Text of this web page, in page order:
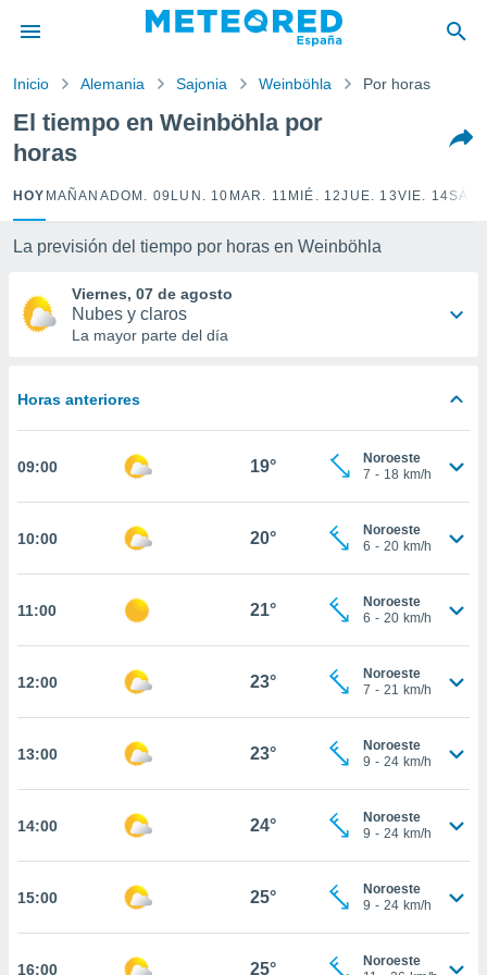
por
para
la
calidad.
a este
las
y
forma
basada
permite
coste.
botón
a la
todas
ya sean
nos
en
perfil
y
CONTINUAR
Inicio Alemania Sajonia Weinböhla Por horas
El tiempo en Weinböhla por
horas
HOY MAÑANA DOM. 09 LUN. 10 MAR. 11 MIÉ. 12JUE. 13VIE. 14
La previsión del tiempo por horas en Weinböhla
Viernes, 07 de agosto
Nubes y claros
La mayor parte del día
Horas anteriores
09:00 19°
Noroeste
7 - 18 km/h
10:00 20°
Noroeste
6 - 20 km/h
11:00 21°
Noroeste
6 - 20 km/h
12:00 23°
Noroeste
7 - 21 km/h
13:00 23°
Noroeste
9 - 24 km/h
14:00 24°
Noroeste
9 - 24 km/h
15:00 25°
Noroeste
9 - 24 km/h
16:00 25°
Noroeste